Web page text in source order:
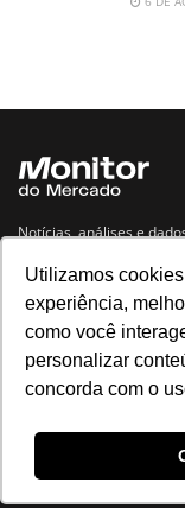
Utilizamos
experiência,
como você
personalizar
concorda com o
Notícias, análises e
Navegue no site
Últimas notícias
Política de privacidade